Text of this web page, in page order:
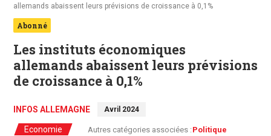
allemands abaissent leurs prévisions de croissance à 0,1%
Abonné
Les instituts économiques
allemands abaissent leurs prévisions
de croissance à 0,1%
INFOS ALLEMAGNE Avril 2024
Economie Autres catégories associées : Politique